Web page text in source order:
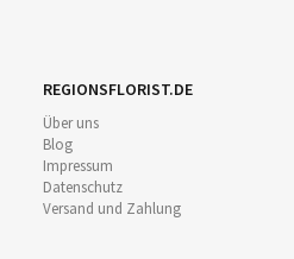
REGIONSFLORIST.DE
Über uns
Blog
Impressum
Datenschutz
Versand und Zahlung